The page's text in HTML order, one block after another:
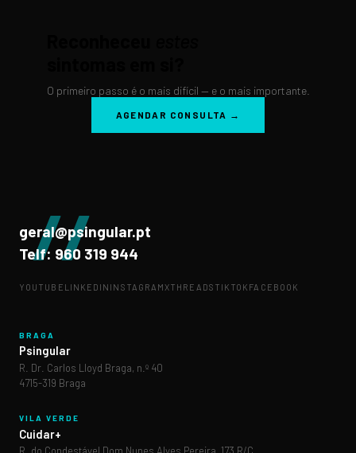
O primeiro passo é o mais difícil — e o mais importante.
AGENDAR CONSULTA →
//
geral@psingular.pt
Telf: 960 319 944
YOUTUBE LINKEDIN INSTAGRAMXTHREADS TIKTOK FACEBOOK
BRAGA
Psingular
R. Dr. Carlos Lloyd Braga, n.º 40
4715-319 Braga
VILA VERDE
Cuidar+